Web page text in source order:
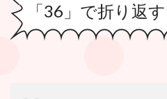
「36」で折り返す